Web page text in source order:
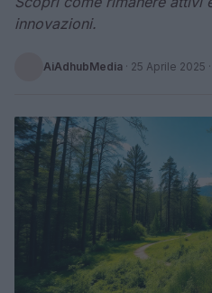
innovazioni.
AiAdhubMedia · 25 Aprile 2025